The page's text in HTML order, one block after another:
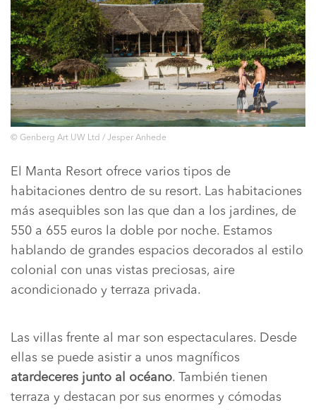
© Genberg Art UW Ltd / Jesper Anhede
El Manta Resort ofrece varios tipos de
habitaciones dentro de su resort. Las habitaciones
más asequibles son las que dan a los jardines, de
550 a 655 euros la doble por noche. Estamos
hablando de grandes espacios decorados al estilo
colonial con unas vistas preciosas, aire
acondicionado y terraza privada.
Las villas frente al mar son espectaculares. Desde
ellas se puede asistir a unos magníficos
atardeceres junto al océano. También tienen
terraza y destacan por sus enormes y cómodas